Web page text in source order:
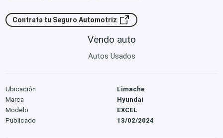
Contrata tu Seguro Automotriz
Vendo auto
Autos Usados
Ubicación
Limache
Marca
Hyundai
Modelo
EXCEL
Publicado
13/02/2024